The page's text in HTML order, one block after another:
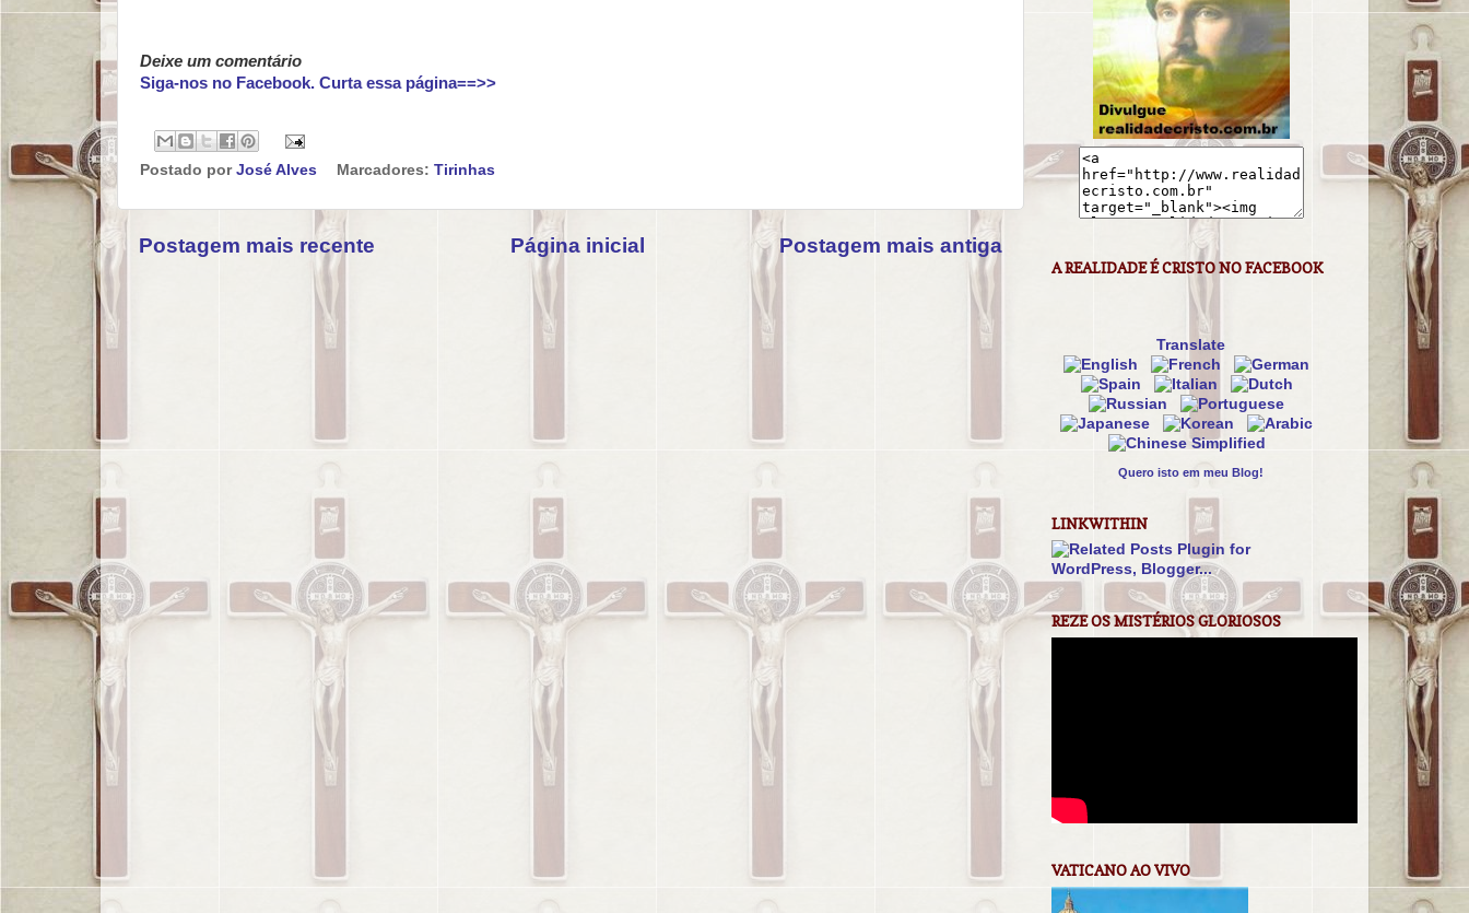
Deixe um comentário
Siga-nos no Facebook. Curta essa página==>>
Postado por José Alves Marcadores: Tirinhas
Postagem mais recente Postagem mais antiga
Página inicial
A REALIDADE É CRISTO NO FACEBOOK
Translate
Quero isto em meu Blog!
LINKWITHIN
REZE OS MISTÉRIOS GLORIOSOS
VATICANO AO VIVO